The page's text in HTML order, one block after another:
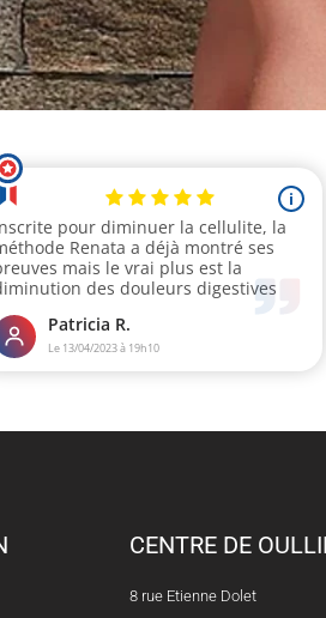
CENTRE DE
8 rue Etienne Dolet